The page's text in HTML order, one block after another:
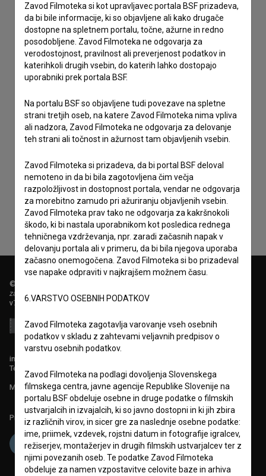
Sprejemamsplošne pogojein dajemsoglasje
zbiranje, hrambo in obdelavo osebnih podatkov.
© 2018-2026, Filmoteka,
zavod za širjenje filmske kulture
v7.151.0
info@filmoteka.si
Tehnična pomoč: podpora@bsf.si
Mednarodna številka ISSN 2670-787X
Projekt sofinancira:
Zavod Filmoteka si kot upravljavec portala BSF prizadeva,
da bi bile informacije, ki so objavljene ali kako drugače
dostopne na spletnem portalu, točne, ažurne in redno
posodobljene. Zavod Filmoteka ne odgovarja za
verodostojnost, pravilnost ali preverjenost podatkov in
katerihkoli drugih vsebin, do katerih lahko dostopajo
uporabniki prek portala BSF.
Na portalu BSF so objavljene tudi povezave na spletne
strani tretjih oseb, na katere Zavod Filmoteka nima vpliva
ali nadzora, Zavod Filmoteka ne odgovarja za delovanje
teh strani ali točnost in ažurnost tam objavljenih vsebin.
Zavod Filmoteka si prizadeva, da bi portal BSF deloval
nemoteno in da bi bila zagotovljena čim večja
razpoložljivost in dostopnost portala, vendar ne odgovarja
za morebitno zamudo pri ažuriranju objavljenih vsebin.
Zavod Filmoteka prav tako ne odgovarja za kakršnokoli
škodo, ki bi nastala uporabnikom kot posledica rednega
tehničnega vzdrževanja, npr. zaradi začasnih napak v
delovanju portala ali v primeru, da bi bila njegova uporaba
začasno onemogočena. Zavod Filmoteka si bo prizadeval
vse napake odpraviti v najkrajšem možnem času.
6.VARSTVO OSEBNIH PODATKOV
Zavod Filmoteka zagotavlja varovanje vseh osebnih
podatkov v skladu z zahtevami veljavnih predpisov o
varstvu osebnih podatkov.
Zavod Filmoteka na podlagi dovoljenja Slovenskega
filmskega centra, javne agencije Republike Slovenije na
portalu BSF obdeluje osebne in druge podatke o filmskih
ustvarjalcih in izvajalcih, ki so javno dostopni in ki jih zbira
iz različnih virov, in sicer gre za naslednje osebne podatke:
ime, priimek, vzdevek, rojstni datum in fotografije igralcev,
režiserjev, montažerjev in drugih filmskih ustvarjalcev ter z
njimi povezanih oseb. Te podatke Zavod Filmoteka
obdeluje za namen vzpostavitve celovite baze in arhiva